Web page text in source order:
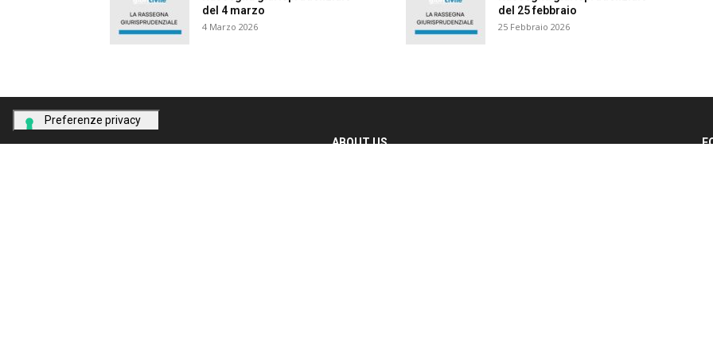
del 4 marzo
4 Marzo 2026
del 25 febbraio
25 Febbraio 2026
ABOUT US